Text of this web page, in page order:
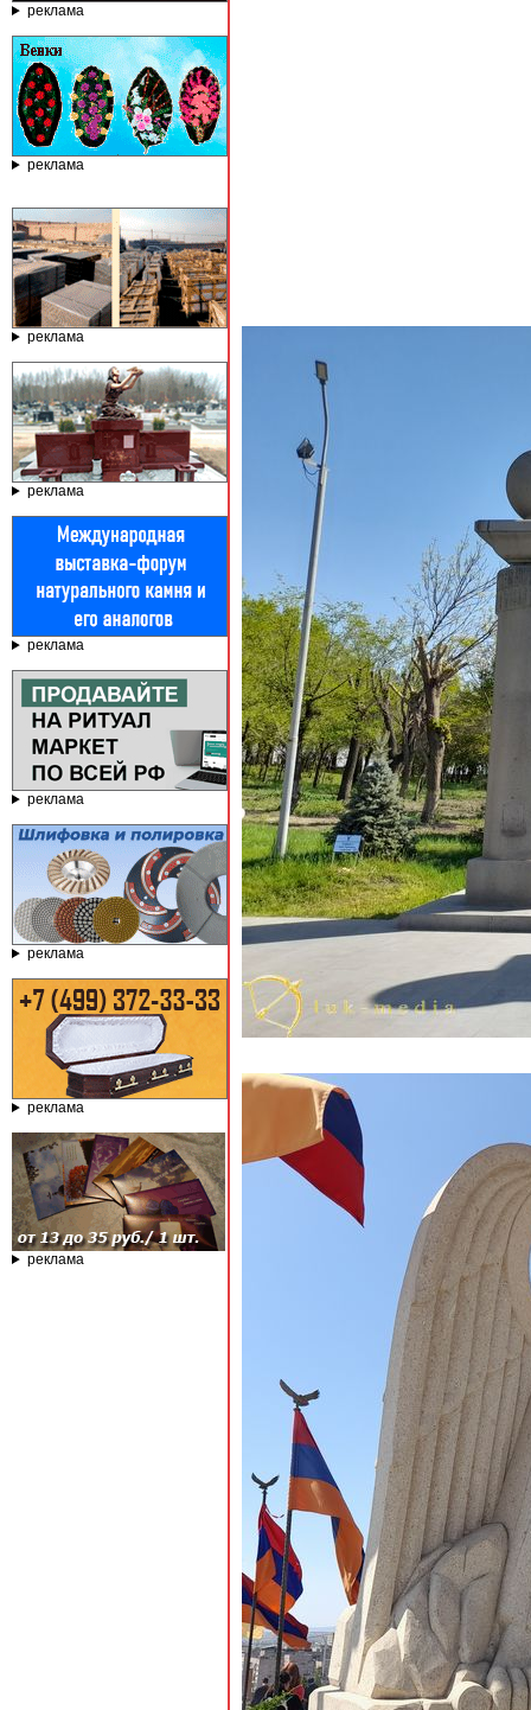
реклама
реклама
реклама
реклама
реклама
реклама
реклама
реклама
реклама